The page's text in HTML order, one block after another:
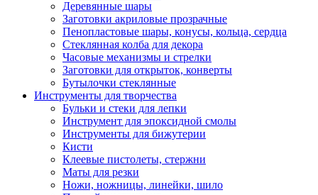
Деревянные шары
Заготовки акриловые прозрачные
Пенопластовые шары, конусы, кольца, сердца
Стеклянная колба для декора
Часовые механизмы и стрелки
Заготовки для открыток, конверты
Бутылочки стеклянные
Инструменты для творчества
Бульки и стеки для лепки
Инструмент для эпоксидной смолы
Инструменты для бижутерии
Кисти
Клеевые пистолеты, стержни
Маты для резки
Ножи, ножницы, линейки, шило